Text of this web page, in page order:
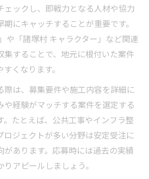
ェックし、即戦力となる人材や協力
にキャッチすることが重要です。
や「諸塚村 キャラクター」など関連
集することで、地元に根付いた案件
くなります。
際は、募集要件や施工内容を詳細に
や経験がマッチする案件を選定する
。たとえば、公共工事やインフラ整
ロジェクトが多い分野は安定受注に
があります。応募時には過去の実績
アピールしましょう。